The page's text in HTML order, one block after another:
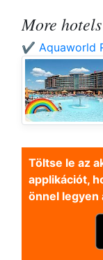
More
✔️ Aquaworld
Töltse le az
applikációt,
önnel legyen